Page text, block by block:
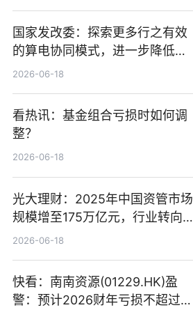
国家发改委：探索更多行之有效
的算电协同模式，进一步降低网
络传输时延_最资讯
2026-06-18
看热讯：基金组合亏损时如何调
整？
2026-06-18
光大理财：2025年中国资管市场
规模增至175万亿元，行业转向
“量质并重”
2026-06-18
快看：南南资源(01229.HK)盈
警：预计2026财年亏损不超过